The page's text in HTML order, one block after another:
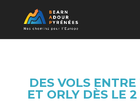
DES VOLS
ET ORLY DÈS LE